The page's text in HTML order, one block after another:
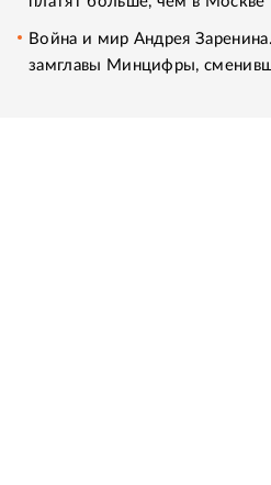
Война и мир Андрея
замглавы Минцифры,